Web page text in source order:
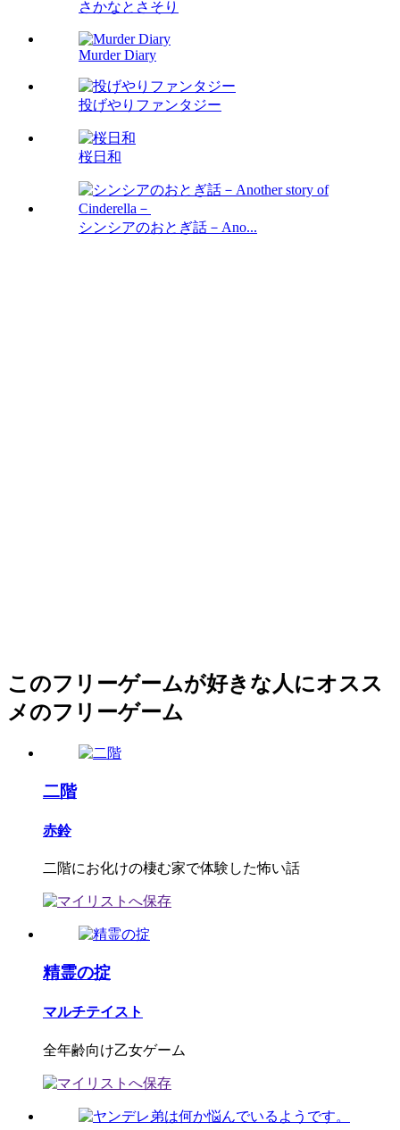
さかなとさそり
Murder Diary
投げやりファンタジー
桜日和
シンシアのおとぎ話－Ano...
このフリーゲームが好きな人にオスス
メのフリーゲーム
二階
赤鈴
二階にお化けの棲む家で体験した怖い話
精霊の掟
マルチテイスト
全年齢向け乙女ゲーム